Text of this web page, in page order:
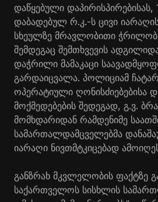
დაწყებული
დაბადებულ რ.კ.-ს ცივი
სხეულზე მრავლობითი
შემდეგაც შემთხვევის
დაჭრილი მამაკაცი
გარდაიცვალა. პოლიციამ
ოპერატიული ღონისძიებებისა
მოქმედებების შედეგად, გ.ვ.
მომხდარიდან რამდენიმე
სამართალდამცველებმა
იარაღი ნივთმტკიცებად
განზრახ მკვლელობის ფაქტზე
საქართველოს სისხლის